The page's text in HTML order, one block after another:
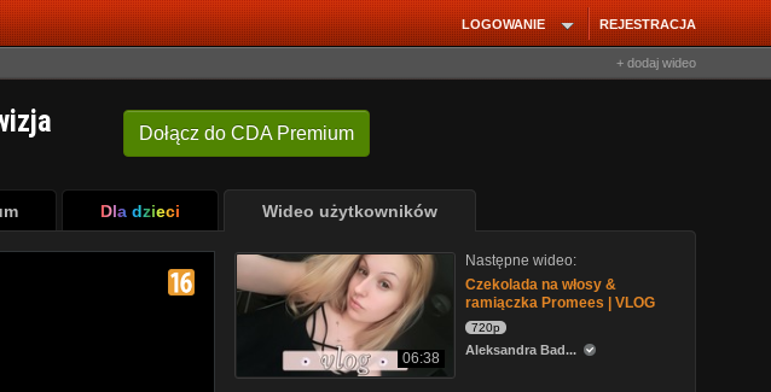
REJESTRACJA
LOGOWANIE
+ dodaj wideo
Dołącz do CDA Premium
Dla dzieci Wideo użytkowników
06:38
Następne wideo:
Czekolada na włosy &
ramiączka Promees | VLOG
720p
Aleksandra Bad...